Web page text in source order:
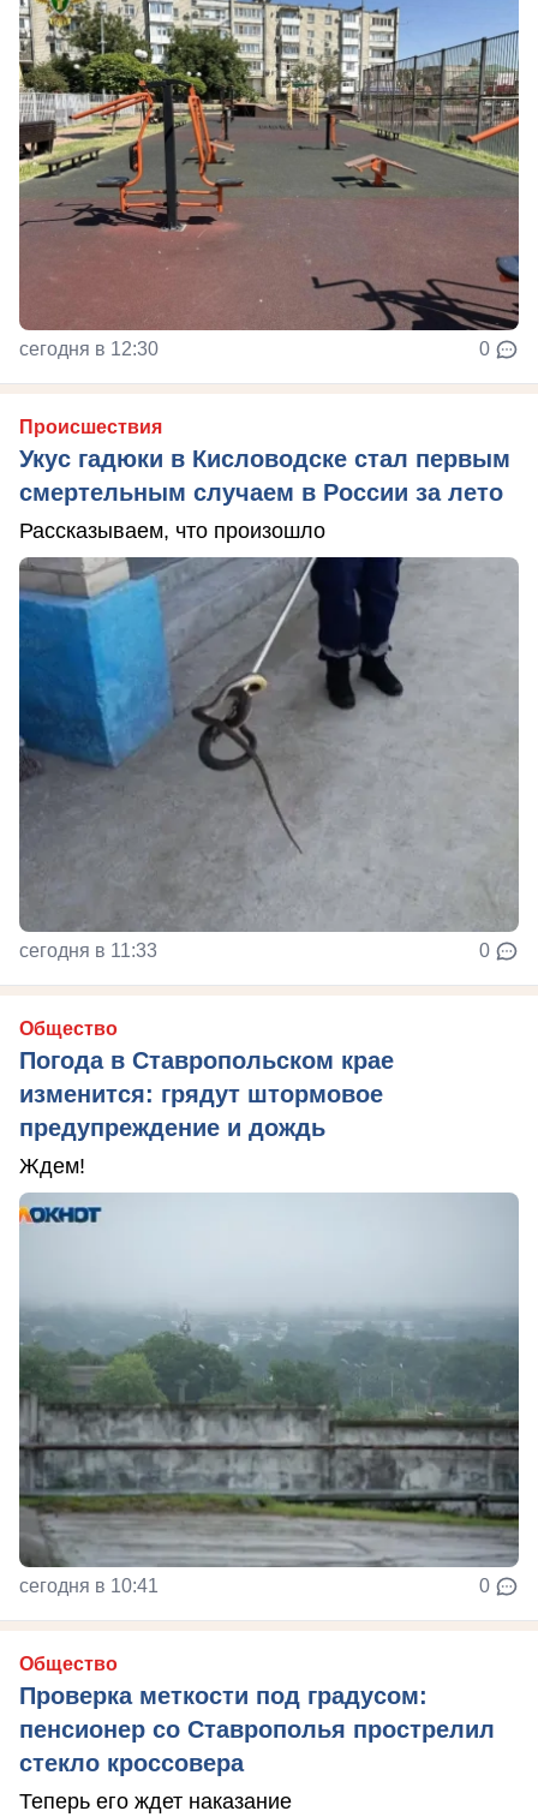
сегодня в 12:30 0
Происшествия
Укус гадюки в Кисловодске стал первым
смертельным случаем в России за лето
Рассказываем, что произошло
сегодня в 11:33 0
Общество
Погода в Ставропольском крае
изменится: грядут штормовое
предупреждение и дождь
Ждем!
сегодня в 10:41 0
Общество
Проверка меткости под градусом:
пенсионер со Ставрополья прострелил
стекло кроссовера
Теперь его ждет наказание